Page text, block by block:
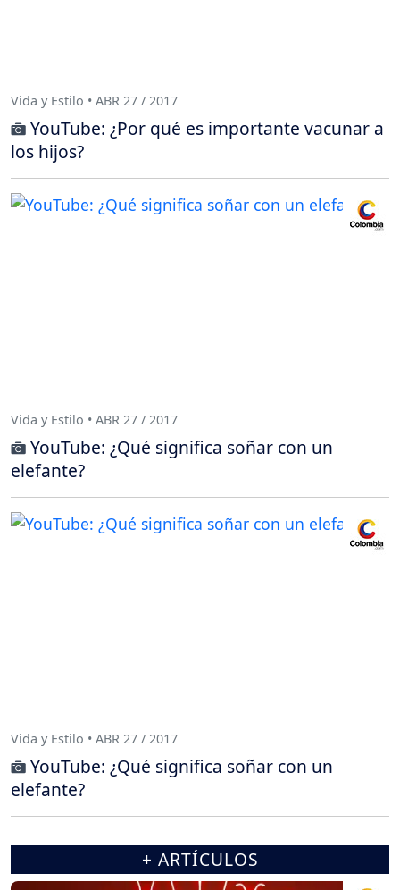
Vida y Estilo • ABR 27 / 2017
YouTube: ¿Por qué es importante vacunar a
los hijos?
Vida y Estilo • ABR 27 / 2017
YouTube: ¿Qué significa soñar con un
elefante?
Vida y Estilo • ABR 27 / 2017
YouTube: ¿Qué significa soñar con un
elefante?
+ ARTÍCULOS